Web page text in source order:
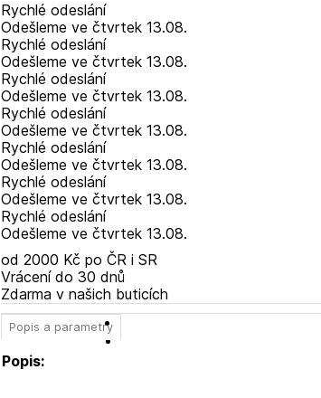
Rychlé odeslání
Odešleme ve čtvrtek13.08.
Rychlé odeslání
Odešleme ve čtvrtek13.08.
Rychlé odeslání
Odešleme ve čtvrtek13.08.
Rychlé odeslání
Odešleme ve čtvrtek13.08.
Rychlé odeslání
Odešleme ve čtvrtek13.08.
Rychlé odeslání
Odešleme ve čtvrtek13.08.
Rychlé odeslání
Odešleme ve čtvrtek13.08.
od 2000 Kč po ČR i SR
Vrácení do 30 dnů
Zdarma v našich buticích
Popis a parametry
Popis: